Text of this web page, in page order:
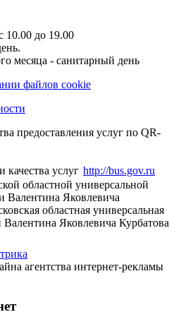
10.00 до 19.00
месяца - санитарный день
файлов cookie
предоставления услуг по QR-
http://bus.gov.ru
областной универсальной
Валентина Яковлевича
областная универсальная
Яковлевича Курбатова
агентства интернет-рекламы